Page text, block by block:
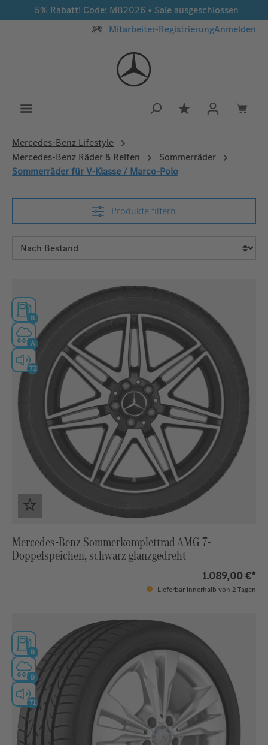
Zum Hauptinhalt springen
5% Rabatt! Code: MB2026 • Sale ausgeschlossen
Mitarbeiter-RegistrierungAnmelden
Du hast 0
Mercedes‑Benz Lifestyle
Mercedes-Benz Räder & Reifen
Sommerräder
Sommerräder für V-Klasse / Marco-Polo
Produkte filtern
B
A
72
Mercedes-Benz Sommerkomplettrad AMG 7-
Doppelspeichen, schwarz glanzgedreht
1.089,00 €*
Lieferbar innerhalb von 2 Tagen
B
B
71